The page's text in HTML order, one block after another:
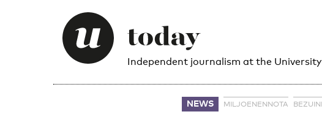
Independent journalism at the
NEWS MILJOENENNOTA